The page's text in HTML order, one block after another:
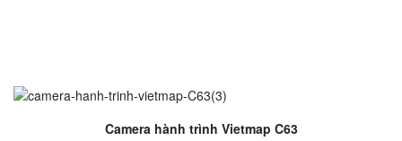
Camera hành trình Vietmap C63